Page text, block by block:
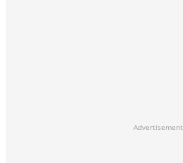
Advertisement